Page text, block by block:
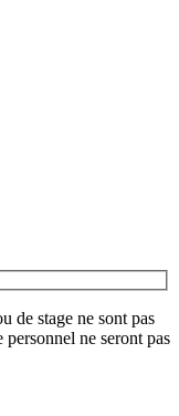
de stage ne sont pas
personnel ne seront pas